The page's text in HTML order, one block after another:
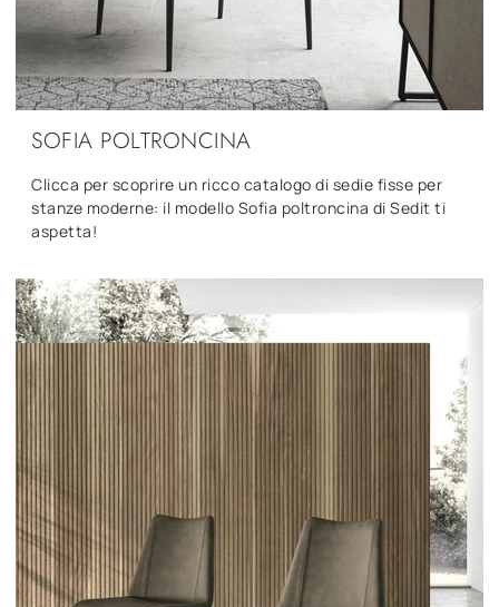
SOFIA POLTRONCINA
Clicca per scoprire un ricco catalogo di sedie fisse per
stanze moderne: il modello Sofia poltroncina di Sedit ti
aspetta!